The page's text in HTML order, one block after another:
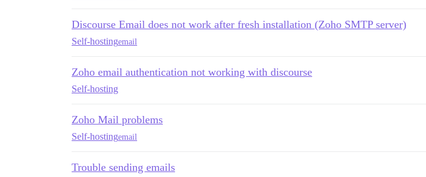
Discourse Email does not work after fresh installation (Zoho SMTP server)
Self-hostingemail
Zoho email authentication not working with discourse
Self-hosting
Zoho Mail problems
Self-hostingemail
Trouble sending emails